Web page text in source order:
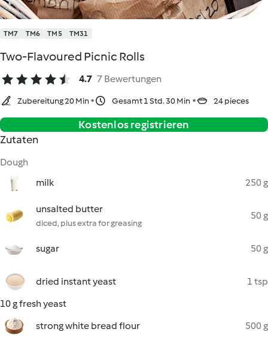
TM7 TM6 TM5 TM31
Two-Flavoured Picnic Rolls
4.7 7 Bewertungen
Zubereitung 20 Min Gesamt 1 Std. 30 Min 24 pieces
Kostenlos registrieren
Zutaten
Dough
milk
250 g
unsalted butter
diced, plus extra for greasing
50 g
sugar 50 g
dried instant yeast
1 tsp
10 g fresh yeast
strong white bread flour
500 g